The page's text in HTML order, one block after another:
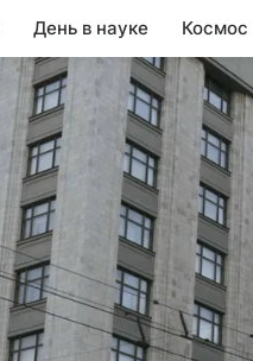
День в науке Космос